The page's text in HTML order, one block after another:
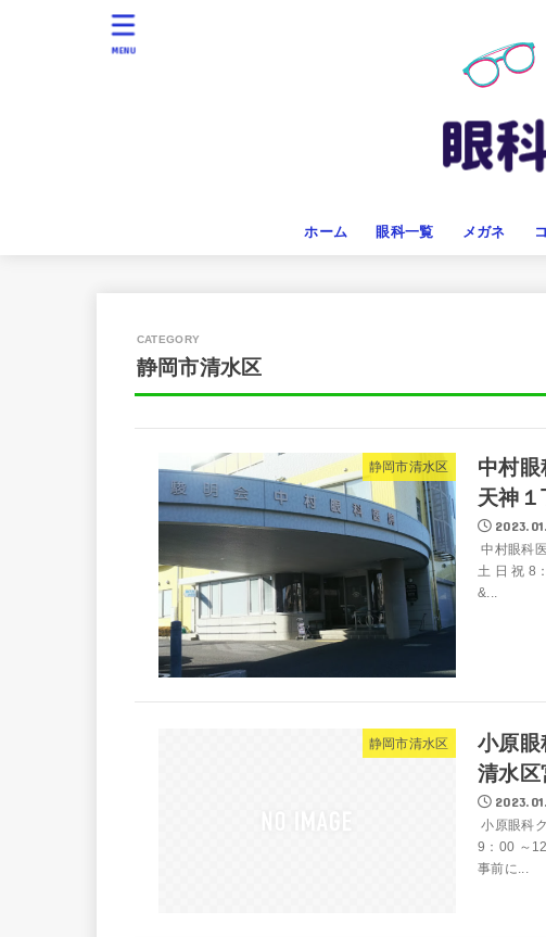
ホーム 眼科一覧 メガネ
MENU
静岡市清水区
静岡市清水区
中村
天神
中村眼科
土 日 祝 8
&...
静岡市清水区
小原眼
清水区
小原眼科
9：00 ～
事前に...